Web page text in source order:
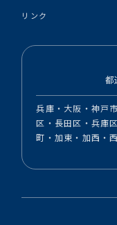
リンク
都
兵庫・大阪・神戸
区・長田区・兵庫
町・加東・加西・